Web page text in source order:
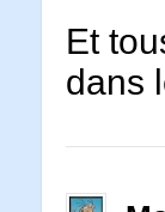
Et
dans